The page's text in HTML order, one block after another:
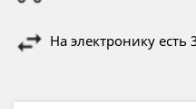
На электронику есть